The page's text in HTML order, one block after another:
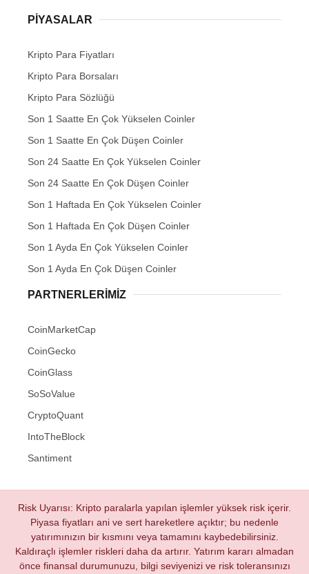
PIYASALAR
Kripto Para Fiyatları
Kripto Para Borsaları
Kripto Para Sözlüğü
Son 1 Saatte En Çok Yükselen Coinler
Son 1 Saatte En Çok Düşen Coinler
Son 24 Saatte En Çok Yükselen Coinler
Son 24 Saatte En Çok Düşen Coinler
Son 1 Haftada En Çok Yükselen Coinler
Son 1 Haftada En Çok Düşen Coinler
Son 1 Ayda En Çok Yükselen Coinler
Son 1 Ayda En Çok Düşen Coinler
PARTNERLERIMIZ
CoinMarketCap
CoinGecko
CoinGlass
SoSoValue
CryptoQuant
IntoTheBlock
Santiment
Risk Uyarısı: Kripto paralarla yapılan işlemler yüksek risk içerir.
Piyasa fiyatları ani ve sert hareketlere açıktır; bu nedenle
yatırımınızın bir kısmını veya tamamını kaybedebilirsiniz.
Kaldıraçlı işlemler riskleri daha da artırır. Yatırım kararı almadan
önce finansal durumunuzu, bilgi seviyenizi ve risk toleransınızı